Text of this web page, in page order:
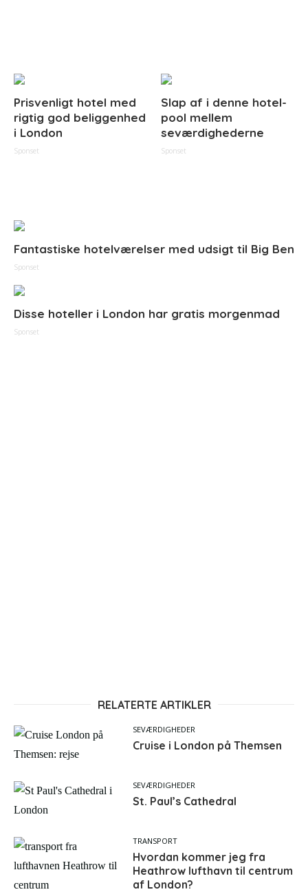
Prisvenligt hotel med
rigtig god beliggenhed
i London
Sponset
Slap af i denne hotel-
pool mellem
seværdighederne
Sponset
Fantastiske hotelværelser med udsigt til Big Ben
Sponset
Disse hoteller i London har gratis morgenmad
Sponset
RELATERTE ARTIKLER
SEVÆRDIGHEDER
Cruise i London på Themsen
SEVÆRDIGHEDER
St. Paul’s Cathedral
TRANSPORT
Hvordan kommer jeg fra
Heathrow lufthavn til centrum
af London?